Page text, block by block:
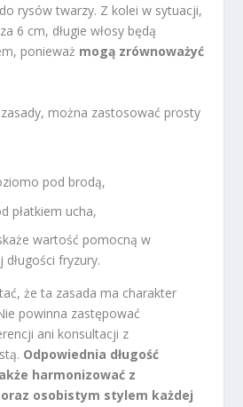
rysów twarzy. Z kolei w sytuacji,
6 cm, długie włosy będą
ponieważ mogą zrównoważyć
można zastosować prosty
pod brodą,
płatkiem ucha,
wartość pomocną w
długości fryzury.
że ta zasada ma charakter
powinna zastępować
ani konsultacji z
Odpowiednia długość
harmonizować z
osobistym stylem każdej